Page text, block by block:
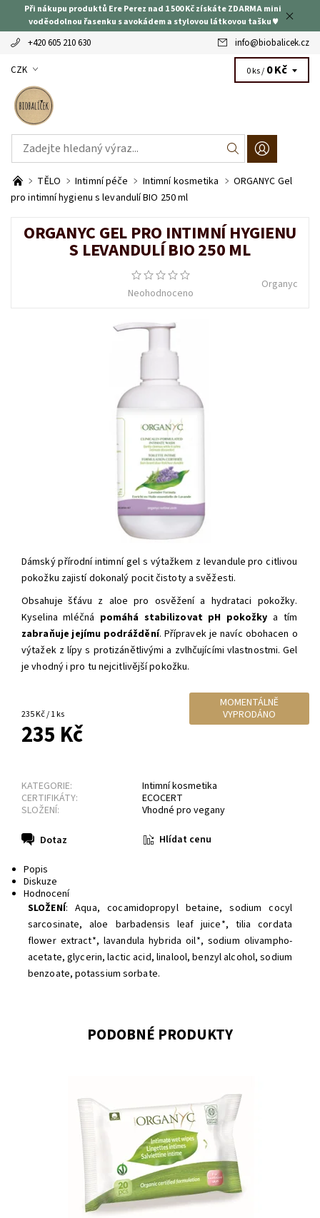
Při nákupu produktů Ere Perez nad 1 500 Kč získáte ZDARMA mini
voděodolnou řasenku s avokádem a stylovou látkovou tašku ♥
+420 605 210 630 info@biobalicek.cz
CZK 0 ks / 0 Kč
TĚLO Intimní péče Intimní kosmetika
ORGANYC Gel
pro intimní hygienu s levandulí BIO 250 ml
ORGANYC GEL PRO INTIMNÍ HYGIENU
S LEVANDULÍ BIO 250 ML
Neohodnoceno
Organyc
Dámský přírodní intimní gel s výtažkem zlevandulepro citlivou
pokožku zajistídokonalý pocit čistoty a svěžesti.
Obsahuje šťávu z aloe pro osvěžení a hydrataci pokožky.
Kyselina mléčná pomáhá stabilizovat pH pokožky a tím
zabraňuje jejímu podráždění. Přípravek je navíc obohacen o
výtažek z lípy s protizánětlivými a zvlhčujícími vlastnostmi. Gel
je vhodný i pro tu nejcitlivější pokožku.
235 Kč / 1 ks
MOMENTÁLNĚ
VYPRODÁNO
235 Kč
KATEGORIE:
Intimní kosmetika
CERTIFIKÁTY:
ECOCERT
SLOŽENÍ:
Vhodné pro vegany
Dotaz Hlídat cenu
Popis
Diskuze
Hodnocení
SLOŽENÍ: Aqua, cocamidopropyl betaine, sodium cocyl
sarcosinate, aloe barbadensis leaf juice*, tilia cordata
flower extract*, lavandula hybrida oil*, sodium olivampho-
acetate, glycerin, lactic acid, linalool, benzyl alcohol, sodium
benzoate, potassium sorbate.
PODOBNÉ PRODUKTY